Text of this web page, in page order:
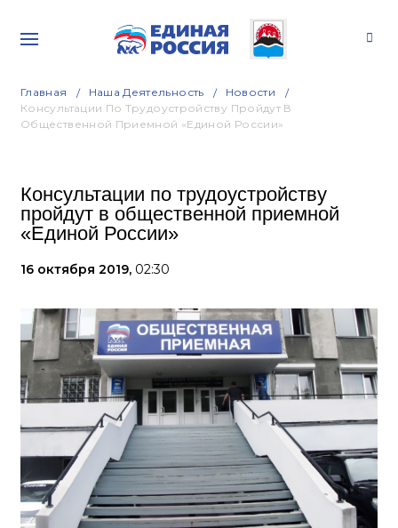
Главная Наша Деятельность
Новости
Консультации По Трудоустройству Пройдут В
Общественной Приемной «Единой России»
Консультации по трудоустройству
пройдут в общественной приемной
«Единой России»
16 октября 2019, 02:30